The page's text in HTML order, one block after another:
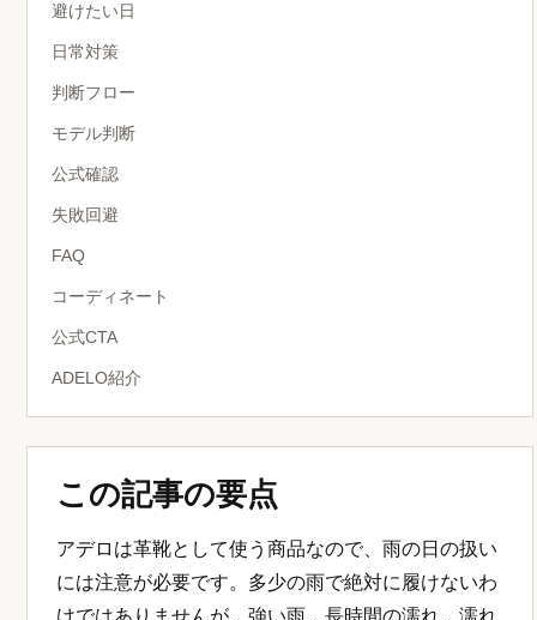
避けたい日
日常対策
判断フロー
モデル判断
公式確認
失敗回避
FAQ
コーディネート
公式CTA
ADELO紹介
この記事の要点
アデロは革靴として使う商品なので、雨の日の扱い
には注意が必要です。多少の雨で絶対に履けないわ